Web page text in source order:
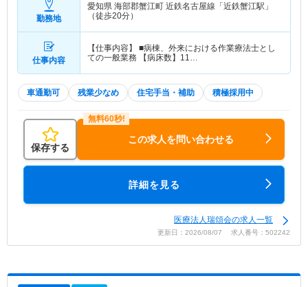
勤務地
愛知県 海部郡蟹江町 近鉄名古屋線「近鉄蟹江駅」
（徒歩20分）
仕事内容
【仕事内容】 ■病棟、外来における作業療法士とし
ての一般業務 【病床数】11…
車通勤可 残業少なめ 住宅手当・補助 積極採用中
保存する
この求人を問い合わせる
詳細を見る
医療法人瑞頌会の求人一覧
更新日：2026/08/07 求人番号：502242